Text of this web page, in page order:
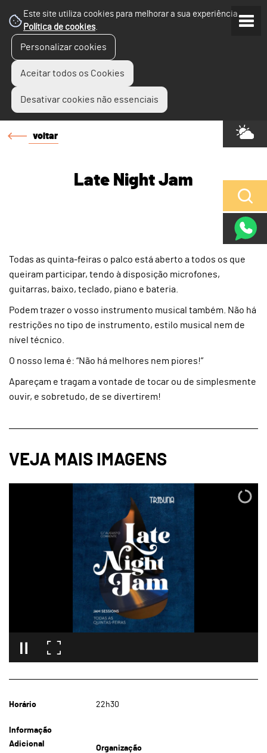
Este site utiliza cookies para melhorar a sua experiência.
Política de cookies.
Personalizar cookies
Aceitar todos os Cookies
Desativar cookies não essenciais
voltar
Late Night Jam
Todas as quinta-feiras o palco está aberto a todos os que
queiram participar, tendo à disposição microfones,
guitarras, baixo, teclado, piano e bateria.
Podem trazer o vosso instrumento musical também. Não há
restrições no tipo de instrumento, estilo musical nem de
nível técnico.
O nosso lema é: “Não há melhores nem piores!”
Apareçam e tragam a vontade de tocar ou de simplesmente
ouvir, e sobretudo, de se divertirem!
Horário 22h30
Informação
Adicional
Organização